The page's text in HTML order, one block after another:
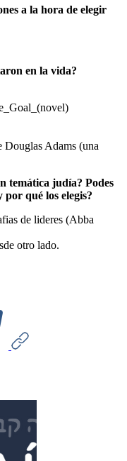
a la hora de elegir
en la vida?
Adams (una
temática judía? Podes
qué los elegis?
de lideres (Abba
otro lado.